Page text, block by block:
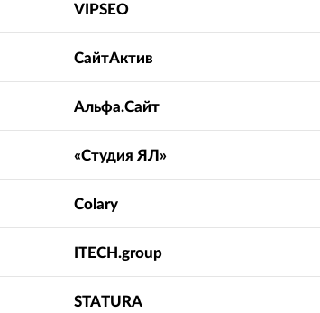
реализация
SEO-
VIPSEO
СайтАктив
Альфа.Сайт
«Студия ЯЛ»
Colary
ITECH.group
STATURA